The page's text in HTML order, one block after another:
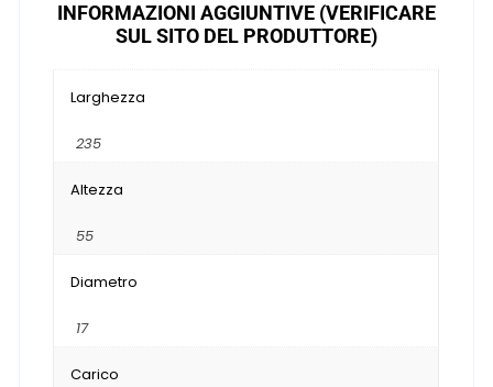
INFORMAZIONI AGGIUNTIVE (VERIFICARE
SUL SITO DEL PRODUTTORE)
Larghezza
235
Altezza
55
Diametro
17
Carico